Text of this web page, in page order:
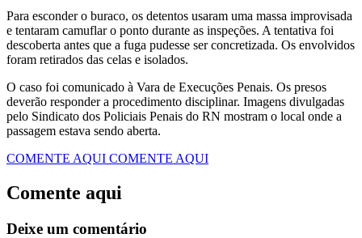
Para esconder o buraco, os detentos usaram uma massa improvisada
e tentaram camuflar o ponto durante as inspeções. A tentativa foi
descoberta antes que a fuga pudesse ser concretizada. Os envolvidos
foram retirados das celas e isolados.
O caso foi comunicado à Vara de Execuções Penais. Os presos
deverão responder a procedimento disciplinar. Imagens divulgadas
pelo Sindicato dos Policiais Penais do RN mostram o local onde a
passagem estava sendo aberta.
COMENTE AQUI COMENTE AQUI
Comente aqui
Deixe um comentário